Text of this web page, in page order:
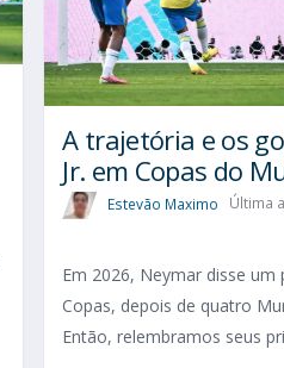
A trajetória e os
Jr. em Copas do
Estevão Maximo Última
Em 2026, Neymar disse um
Copas, depois de quatro
Então, relembramos seus